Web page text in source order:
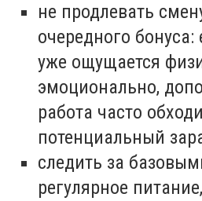
не продлевать
очередного бонуса:
уже ощущается
эмоционально,
работа часто
потенциальный
следить за
регулярное